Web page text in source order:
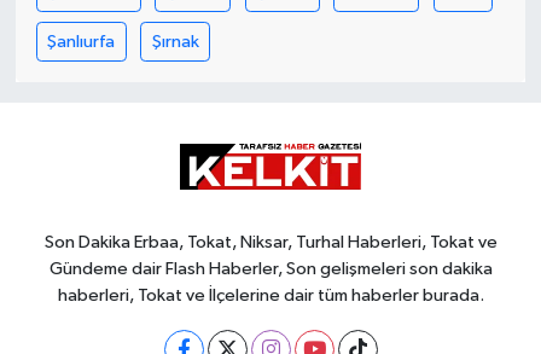
Şanlıurfa Şırnak
Son Dakika Erbaa, Tokat, Niksar, Turhal Haberleri, Tokat ve
Gündeme dair Flash Haberler, Son gelişmeleri son dakika
haberleri, Tokat ve İlçelerine dair tüm haberler burada.